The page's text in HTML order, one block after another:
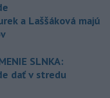
a Laššáková majú
SLNKA:
dať v stredu